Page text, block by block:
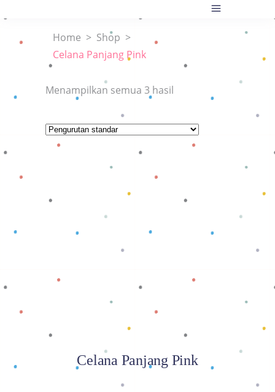
Home > Shop >
Celana Panjang Pink
Menampilkan semua 3 hasil
Baca selengkapnya
Celana Panjang Pink